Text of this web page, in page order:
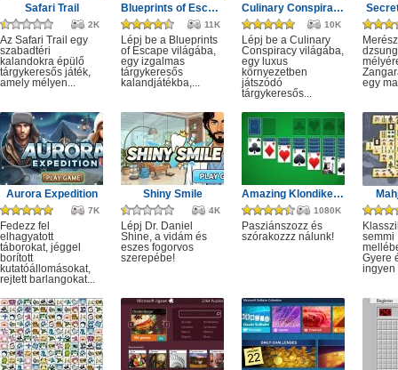
Safari Trail
2K
Az Safari Trail egy
szabadtéri
kalandokra épülő
tárgykeresős játék,
amely mélyen...
Blueprints of Escape
11K
Lépj be a Blueprints
of Escape világába,
egy izgalmas
tárgykeresős
kalandjátékba,...
Culinary Conspiracy
10K
Lépj be a Culinary
Conspiracy világába,
egy luxus
környezetben
játszódó
tárgykeresős...
egy
Aurora Expedition
7K
Fedezz fel
elhagyatott
táborokat, jéggel
borított
kutatóállomásokat,
rejtett barlangokat...
Shiny Smile
4K
Lépj Dr. Daniel
Shine, a vidám és
eszes fogorvos
szerepébe!
Amazing Klondike Solitaire
1080K
Pasziánszozz és
szórakozzz nálunk!
semmi
Gyere
ingyen